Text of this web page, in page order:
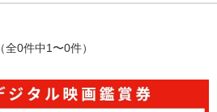
（全0件中1〜0件）